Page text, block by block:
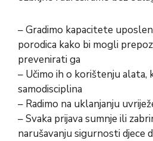
– Gradimo kapacitete
porodica kako bi mogli
prevenirati ga
– Učimo ih o korištenju alata,
samodisciplina
– Radimo na uklanjanju
– Svaka prijava sumnje ili
narušavanju sigurnosti djece